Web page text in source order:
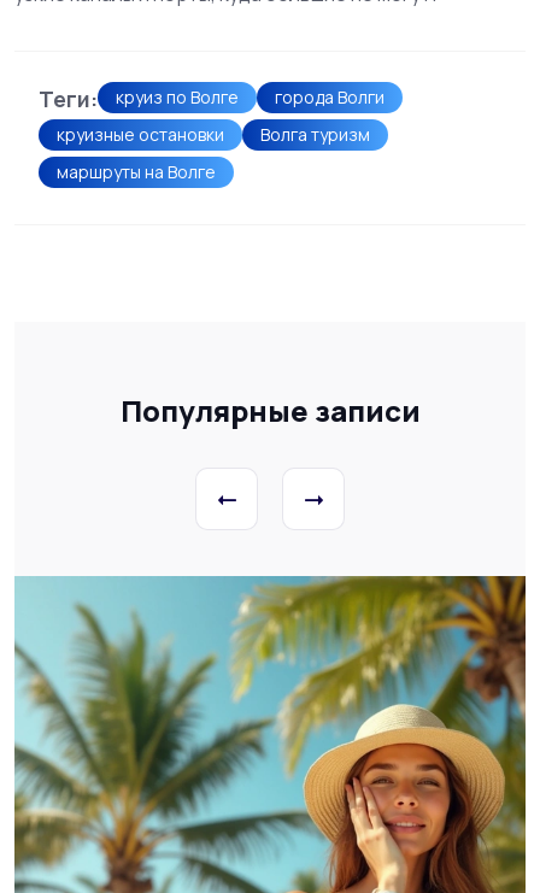
Теги: круиз по Волге
города Волги
круизные остановки
Волга туризм
маршруты на Волге
Популярные записи